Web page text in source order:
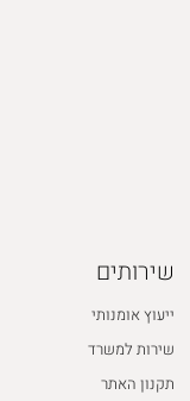
שירותים
ייעוץ אומנותי
שירות למשרד
תקנון האתר